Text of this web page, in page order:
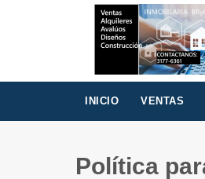
INICIO VENTAS
Política